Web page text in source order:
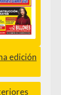
edición